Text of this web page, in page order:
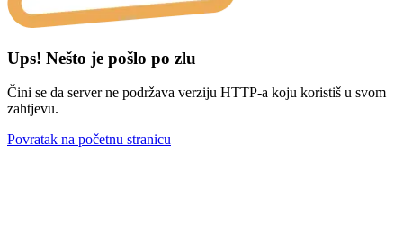
Ups! Nešto je pošlo po zlu
Čini se da server ne podržava verziju HTTP-a koju koristiš u svom
zahtjevu.
Povratak na početnu stranicu